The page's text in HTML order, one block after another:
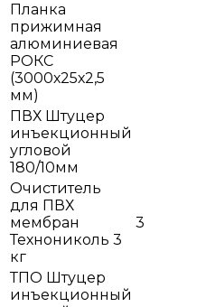
Планка
прижимная
алюминиевая
РОКС
(3000х25х2,5
мм)
ПВХ Штуцер
инъекционный
угловой
180/10мм
Очиститель
для ПВХ
мембран
Технониколь 3
кг
3
ТПО Штуцер
инъекционный